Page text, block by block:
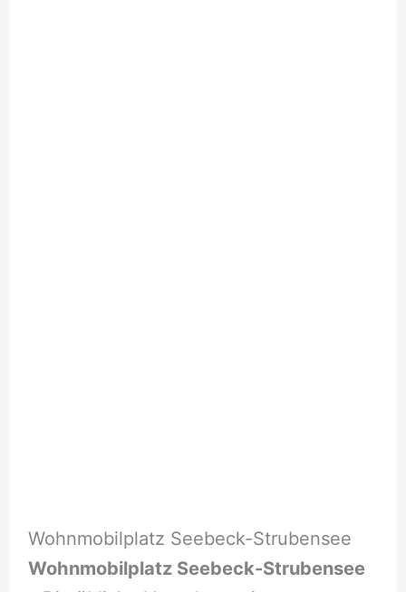
Wohnmobilplatz Seebeck-Strubensee
Wohnmobilplatz Seebeck-Strubensee